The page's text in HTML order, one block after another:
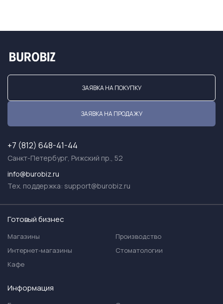
ЗАЯВКА НА ПОКУПКУ
ЗАЯВКА НА ПРОДАЖУ
+7 (812) 648-41-44
Санкт-Петербург, Рижский пр., 52
info@burobiz.ru
Тех. поддержка: support@burobiz.ru
Готовый бизнес
Магазины
Интернет-магазины
Кафе
Производство
Стоматологии
Информация